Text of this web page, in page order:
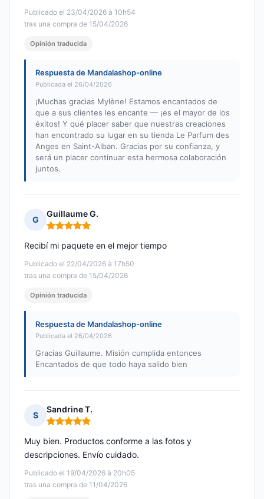
Publicado el 23/04/2026 à 10h54
tras una compra de 15/04/2026
Opinión traducida
Respuesta de Mandalashop-online
Publicada el 26/04/2026
¡Muchas gracias Mylène! Estamos encantados de
que a sus clientes les encante — ¡es el mayor de los
éxitos! Y qué placer saber que nuestras creaciones
han encontrado su lugar en su tienda Le Parfum des
Anges en Saint-Alban. Gracias por su confianza, y
será un placer continuar esta hermosa colaboración
juntos.
G
Guillaume G.
Nota: 5 de 5
Publicado el 22/04/2026 à 17h50
tras una compra de 15/04/2026
Recibí mi paquete en el mejor tiempo
Opinión traducida
Respuesta de Mandalashop-online
Publicada el 26/04/2026
Gracias Guillaume. Misión cumplida entonces
Encantados de que todo haya salido bien
S
Sandrine T.
Nota: 5 de 5
Publicado el 19/04/2026 à 20h05
tras una compra de 11/04/2026
Muy bien. Productos conforme a las fotos y
descripciones. Envío cuidado.